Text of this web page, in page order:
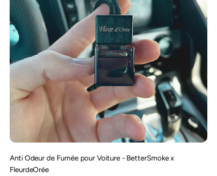
Anti Odeur de Fumée pour Voiture - BetterSmoke x
FleurdeOrée